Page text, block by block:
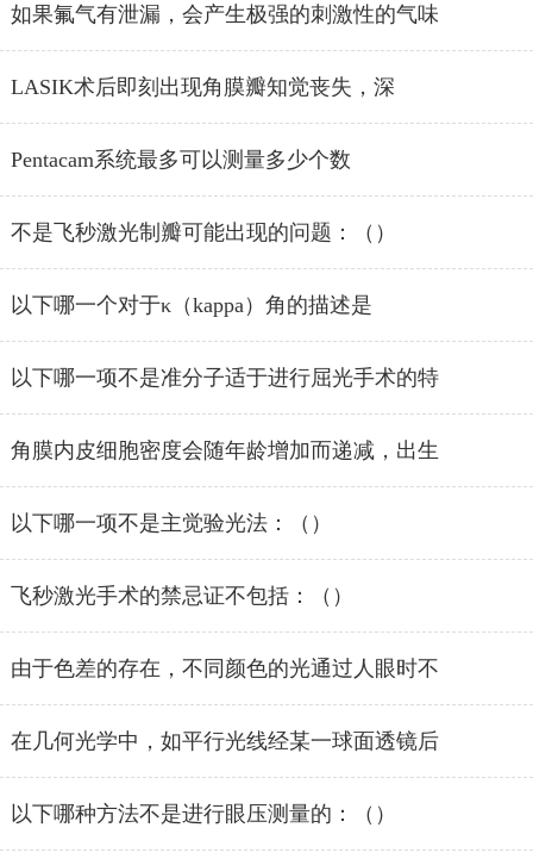
如果氟气有泄漏，会产生极强的刺激性的气味
LASIK术后即刻出现角膜瓣知觉丧失，深
Pentacam系统最多可以测量多少个数
不是飞秒激光制瓣可能出现的问题：（）
以下哪一个对于κ（kappa）角的描述是
以下哪一项不是准分子适于进行屈光手术的特
角膜内皮细胞密度会随年龄增加而递减，出生
以下哪一项不是主觉验光法：（）
飞秒激光手术的禁忌证不包括：（）
由于色差的存在，不同颜色的光通过人眼时不
在几何光学中，如平行光线经某一球面透镜后
以下哪种方法不是进行眼压测量的：（）